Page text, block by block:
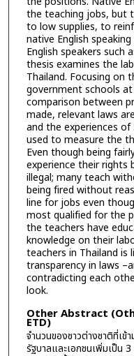
the teaching jobs, but
to low supplies, to
native English
English speakers such
thesis examines the
Thailand. Focusing on
government schools
comparison between
made, relevant laws
and the experiences
used to measure the
Even though being
experience their rights
illegal; many teach
being fired without
line for jobs even
most qualified for the
the teachers have
knowledge on their
teachers in Thailand is
transparency in laws
contradicting each
look.
Other Abstract
ETD)
จำนวนของชาวต่างชาติที่เข้
รัฐบาลและเอกชนเพิ่มเป็น